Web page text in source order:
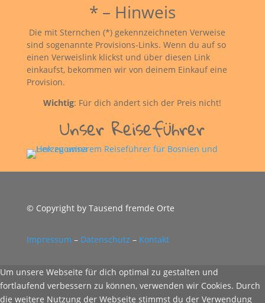
* – Hinweis
Die mit Sternchen (*) gekennzeichneten Verweise
sind sogenannte Provisions-Links. Wenn du auf so
einen Verweislink klickst und über diesen Link
einkaufst, bekommen wir von deinem Einkauf eine
Provision.
Wichtig: Für dich ändert sich der Preis nicht!
Unser Reiseführer
© Copyright by Tausend fremde Orte
Impressum – Datenschutz – Kontakt
Um unsere Webseite für dich optimal zu gestalten und
fortlaufend verbessern zu können, verwenden wir Cookies. Durch
die weitere Nutzung der Webseite stimmst du der Verwendung